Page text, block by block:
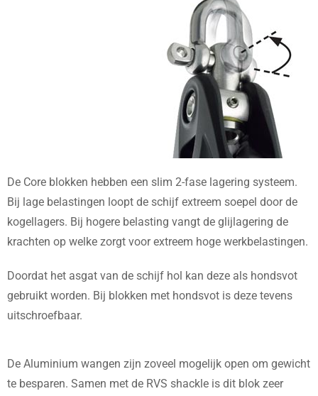
De Core blokken hebben een slim 2-fase lagering systeem.
Bij lage belastingen loopt de schijf extreem soepel door de
kogellagers. Bij hogere belasting vangt de glijlagering de
krachten op welke zorgt voor extreem hoge werkbelastingen.
Doordat het asgat van de schijf hol kan deze als hondsvot
gebruikt worden. Bij blokken met hondsvot is deze tevens
uitschroefbaar.
De Aluminium wangen zijn zoveel mogelijk open om gewicht
te besparen. Samen met de RVS shackle is dit blok zeer